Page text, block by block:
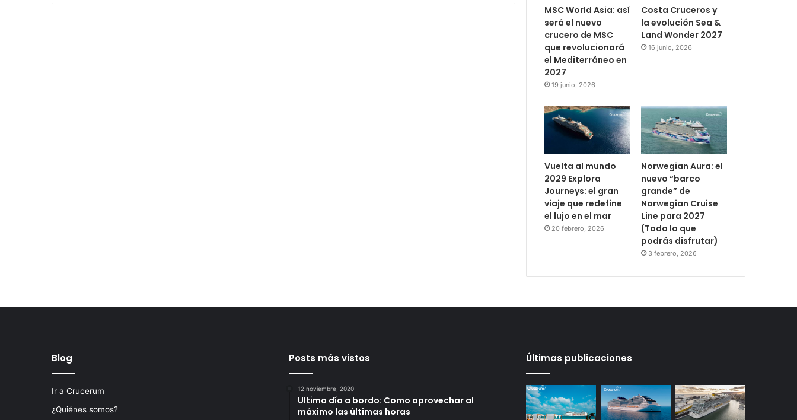
MSC World Asia: así
será el nuevo
crucero de MSC
que revolucionará
el Mediterráneo en
2027
19 junio, 2026
Costa Cruceros y
la evolución Sea &
Land Wonder 2027
16 junio, 2026
Vuelta al mundo
2029 Explora
Journeys: el gran
viaje que redefine
el lujo en el mar
20 febrero, 2026
Norwegian Aura: el
nuevo “barco
grande” de
Norwegian Cruise
Line para 2027
(Todo lo que
podrás disfrutar)
3 febrero, 2026
Blog
Ir a Crucerum
¿Quiénes somos?
Posts más vistos
12 noviembre, 2020
Ultimo día a bordo: Como aprovechar al
máximo las últimas horas
Últimas publicaciones